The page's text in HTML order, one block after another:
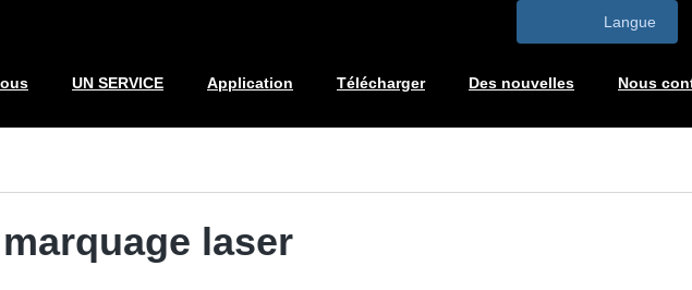
Langue
UN SERVICE Application Télécharger Des nouvelles Nous
laser